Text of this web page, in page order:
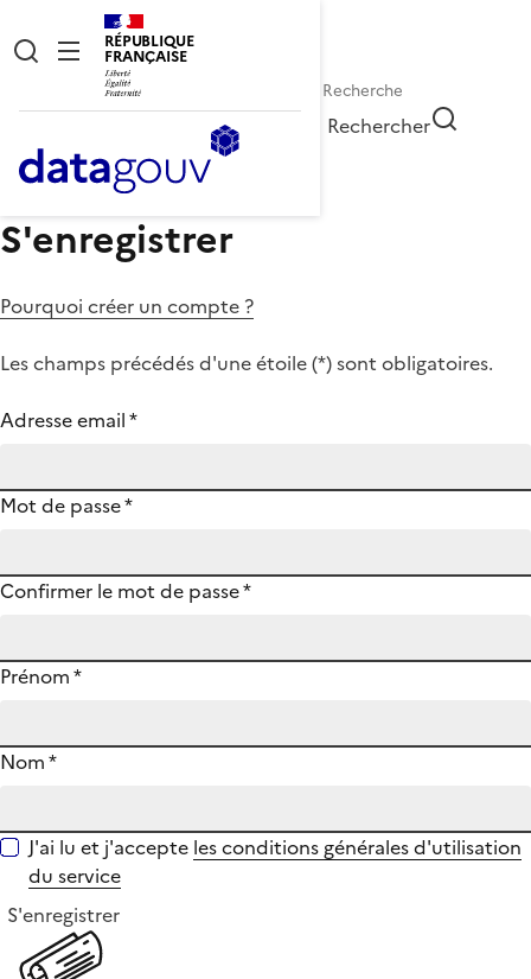
RÉPUBLIQUE
FRANÇAISE
Rechercher
S'enregistrer
Pourquoi créer un compte ?
Les champs précédés d'une étoile (*) sont obligatoires.
Adresse email*
Mot de passe*
Confirmer le mot de passe*
Prénom*
Nom*
J'ai lu et j'accepte les conditions générales d'utilisation
du service
S'enregistrer